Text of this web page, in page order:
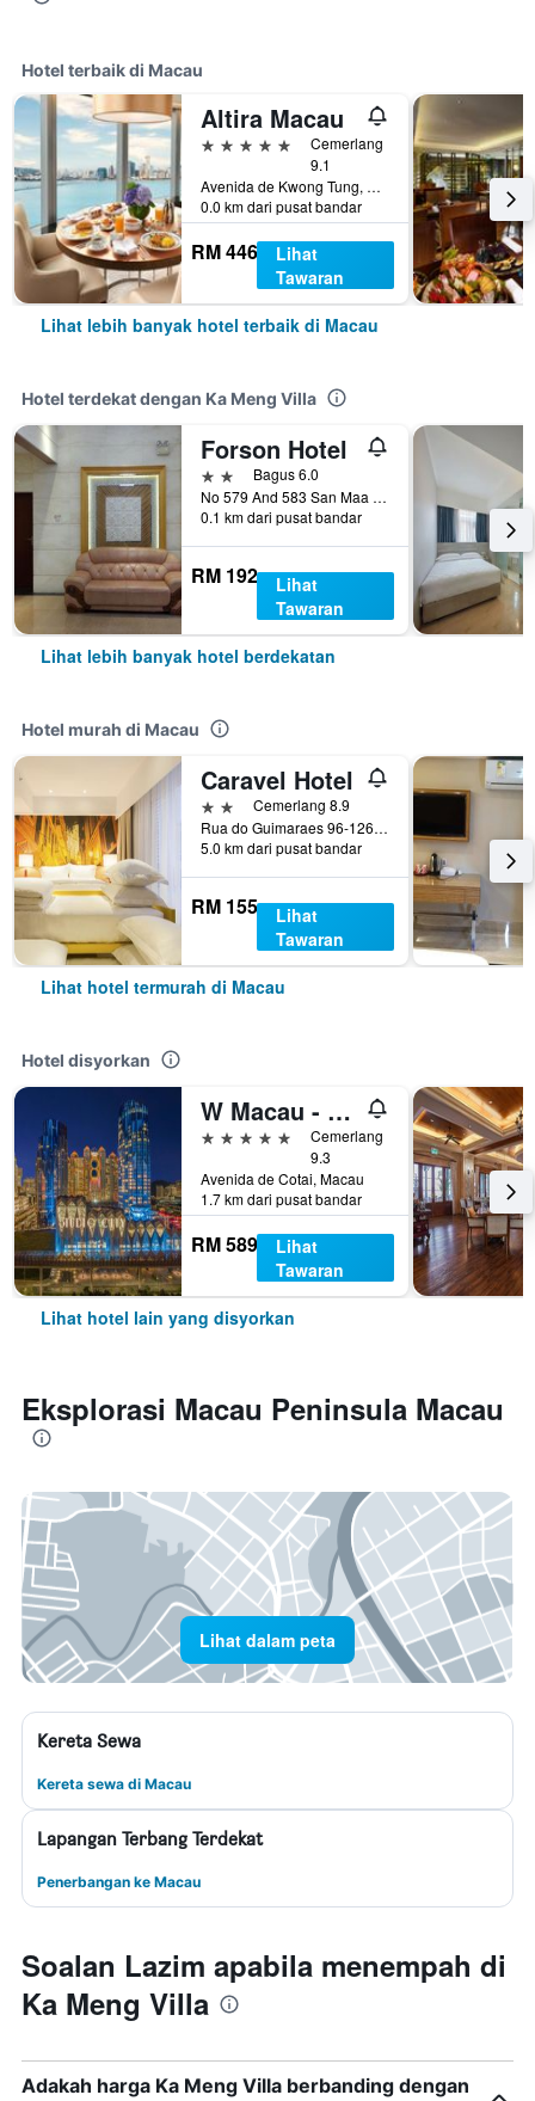
Hotel terbaik di Macau
Altira Macau
5 bintang
Cemerlang
9.1
Avenida de Kwong Tung, Macau
0.0 km dari pusat bandar
RM 446
Lihat
Tawaran
Lihat lebih banyak hotel terbaik di Macau
Hotel terdekat dengan Ka Meng Villa
Forson Hotel
2 bintangBagus 6.0
No 579 And 583 San Maa Lou, Macau
0.1 km dari pusat bandar
RM 192
Lihat
Tawaran
Lihat lebih banyak hotel berdekatan
Hotel murah di Macau
Caravel Hotel
2 bintangCemerlang 8.9
Rua do Guimaraes 96-126, Macau
5.0 km dari pusat bandar
RM 155
Lihat
Tawaran
Lihat hotel termurah di Macau
Hotel disyorkan
W Macau - Studio City
5 bintang
Cemerlang
9.3
Avenida de Cotai, Macau
1.7 km dari pusat bandar
RM 589
Lihat
Tawaran
Lihat hotel lain yang disyorkan
Eksplorasi Macau Peninsula Macau
Lihat dalam peta
Kereta Sewa
Kereta sewa di Macau
Lapangan Terbang Terdekat
Penerbangan ke Macau
Soalan Lazim apabila menempah di
Ka Meng Villa
Adakah harga Ka Meng Villa berbanding dengan